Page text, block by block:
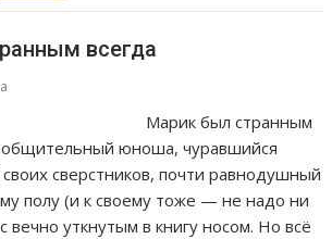
всегда
Марик был странным
юноша, чуравшийся
сверстников, почти равнодушный
полу (и к своему тоже — не надо ни
вечно уткнутым в книгу носом. Но всё